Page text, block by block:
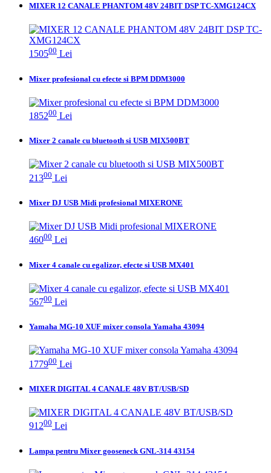
MIXER 12 CANALE PHANTOM 48V 24BIT DSP TC-XMG124CX
150500 Lei
Mixer profesional cu efecte si BPM DDM3000
185200 Lei
Mixer 2 canale cu bluetooth si USB MIX500BT
21300 Lei
Mixer DJ USB Midi profesional MIXERONE
46000 Lei
Mixer 4 canale cu egalizor, efecte si USB MX401
56700 Lei
Yamaha MG-10 XUF mixer consola Yamaha 43094
177900 Lei
MIXER DIGITAL 4 CANALE 48V BT/USB/SD
91200 Lei
Lampa pentru Mixer gooseneck GNL-314 43154